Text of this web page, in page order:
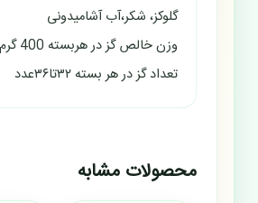
گلوکز، شکر،آب آشامیدونی
وزن خالص گز در هربسته 400 گرم
تعداد گز در هر بسته ۳۲تا۳۶عدد
محصولات مشابه